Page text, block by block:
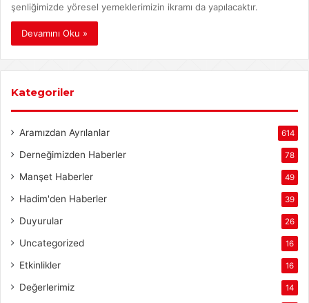
şenliğimizde yöresel yemeklerimizin ikramı da yapılacaktır.
Devamını Oku »
Kategoriler
Aramızdan Ayrılanlar 614
Derneğimizden Haberler 78
Manşet Haberler 49
Hadim'den Haberler 39
Duyurular 26
Uncategorized 16
Etkinlikler 16
Değerlerimiz 14